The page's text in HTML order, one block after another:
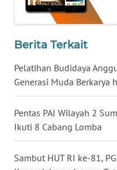
Berita Terkait
Pelatihan Budidaya
Generasi Muda Berkarya
Pentas PAI Wilayah 2
Ikuti 8 Cabang Lomba
Sambut HUT RI ke-81,
WN
KALSEL
KALTIM
SULSEL
GORONTALO